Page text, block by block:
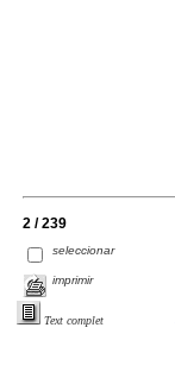
2 / 239
seleccionar
imprimir
Text complet